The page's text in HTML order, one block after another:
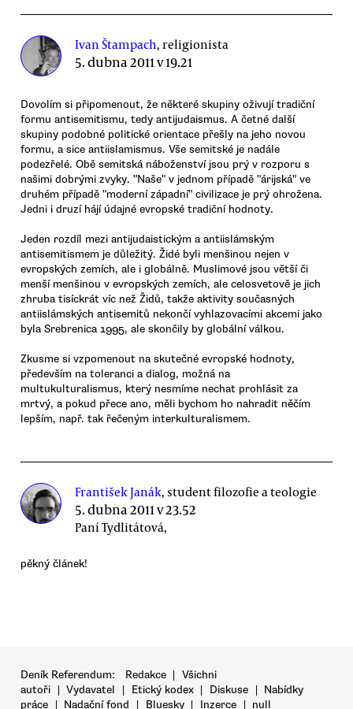
Ivan Štampach, religionista
5. dubna 2011 v 19.21
Dovolím si připomenout, že některé skupiny oživují tradiční
formu antisemitismu, tedy antijudaismus. A četné další
skupiny podobné politické orientace přešly na jeho novou
formu, a sice antiislamismus. Vše semitské je nadále
podezřelé. Obě semitská náboženství jsou prý v rozporu s
našimi dobrými zvyky. "Naše" v jednom případě "árijská" ve
druhém případě "moderní západní" civilizace je prý ohrožena.
Jedni i druzí hájí údajné evropské tradiční hodnoty.
Jeden rozdíl mezi antijudaistickým a antiislámským
antisemitismem je důležitý. Židé byli menšinou nejen v
evropských zemích, ale i globálně. Muslimové jsou větší či
menší menšinou v evropských zemích, ale celosvetově je jich
zhruba tisíckrát víc než Židů, takže aktivity současných
antiislámských antisemitů nekončí vyhlazovacími akcemi jako
byla Srebrenica 1995, ale skončily by globální válkou.
Zkusme si vzpomenout na skutečné evropské hodnoty,
především na toleranci a dialog, možná na
multukulturalismus, který nesmíme nechat prohlásit za
mrtvý, a pokud přece ano, měli bychom ho nahradit něčím
lepším, např. tak řečeným interkulturalismem.
František Janák, student filozofie a teologie
5. dubna 2011 v 23.52
Paní Tydlitátová,
pěkný článek!
Deník Referendum: Redakce | Všichni
autoři | Vydavatel | Etický kodex | Diskuse | Nabídky
práce | Nadační fond | Bluesky | Inzerce | null